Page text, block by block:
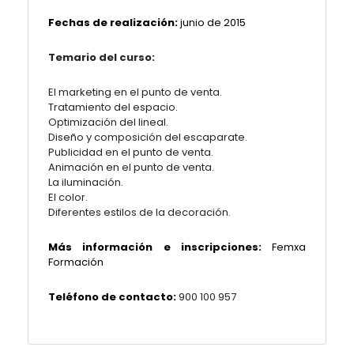
Fechas de realización:junio de 2015
Temario del curso:
El marketing en el punto de venta.
Tratamiento del espacio.
Optimización del lineal.
Diseño y composición del escaparate.
Publicidad en el punto de venta.
Animación en el punto de venta.
La iluminación.
El color.
Diferentes estilos de la decoración.
Más información e inscripciones:Femxa
Formación
Teléfono de contacto:900 100 957